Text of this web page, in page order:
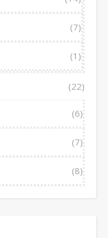
(7)
(1)
(22)
(6)
(7)
(8)